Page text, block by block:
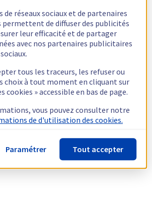
de réseaux sociaux et de partenaires
permettent de diffuser des publicités
leur efficacité et de partager
avec nos partenaires publicitaires
tous les traceurs, les refuser ou
choix à tout moment en cliquant sur
cookies » accessible en bas de page.
vous pouvez consulter notre
de d'utilisation des cookies.
Paramétrer Tout accepter